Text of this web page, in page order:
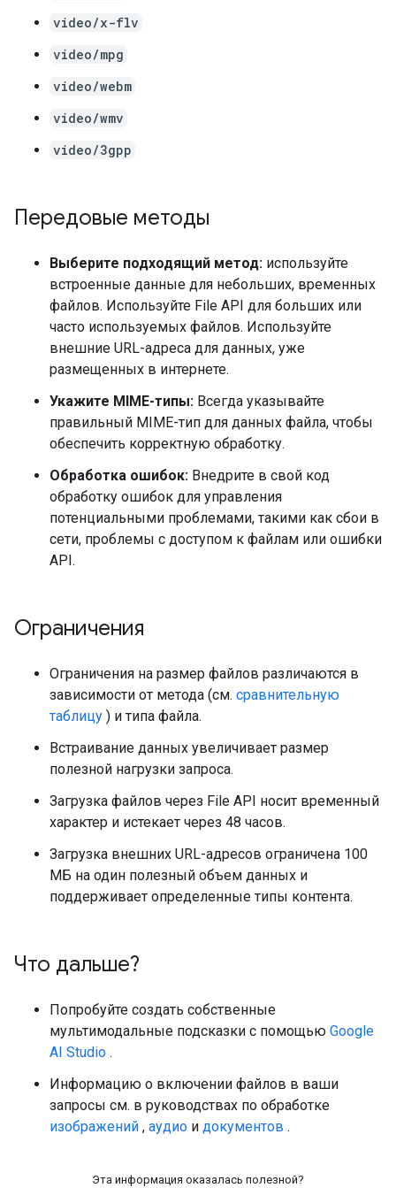
video/x-flv
video/mpg
video/webm
video/wmv
video/3gpp
Передовые методы
Выберите подходящий метод: используйте
встроенные данные для небольших, временных
файлов. Используйте File API для больших или
часто используемых файлов. Используйте
внешние URL-адреса для данных, уже
размещенных в интернете.
Укажите MIME-типы: Всегда указывайте
правильный MIME-тип для данных файла, чтобы
обеспечить корректную обработку.
Обработка ошибок: Внедрите в свой код
обработку ошибок для управления
потенциальными проблемами, такими как сбои в
сети, проблемы с доступом к файлам или ошибки
API.
Ограничения
Ограничения на размер файлов различаются в
зависимости от метода (см. сравнительную
таблицу ) и типа файла.
Встраивание данных увеличивает размер
полезной нагрузки запроса.
Загрузка файлов через File API носит временный
характер и истекает через 48 часов.
Загрузка внешних URL-адресов ограничена 100
МБ на один полезный объем данных и
поддерживает определенные типы контента.
Что дальше?
Попробуйте создать собственные
мультимодальные подсказки с помощью Google
AI Studio .
Информацию о включении файлов в ваши
запросы см. в руководствах по обработке
изображений , аудио и документов .
Эта информация оказалась полезной?